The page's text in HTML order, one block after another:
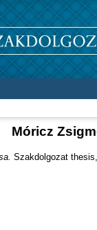
Móricz
Szakdolgozat